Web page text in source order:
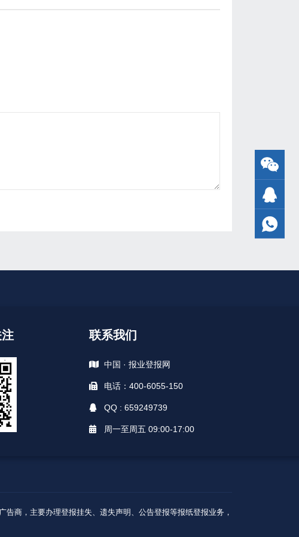
联系我们
中国 · 报业登报网
电话：400-6055-150
QQ : 659249739
周一至周五 09:00-17:00
商，主要办理登报挂失、遗失声明、公告登报等报纸登报业务，